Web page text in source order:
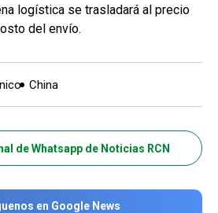
logística se trasladará al precio
del envío.
China
de Whatsapp de Noticias RCN
en Google News